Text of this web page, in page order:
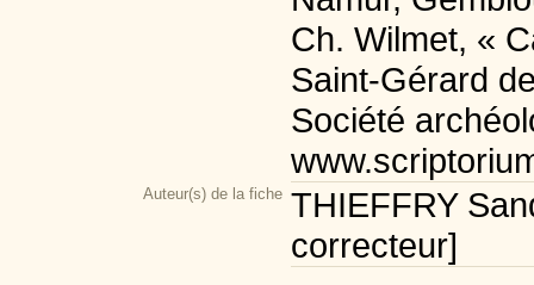
Ch. Wilmet, «
Saint-Gérard
Société
Auteur(s) de la fiche THIEFFRY
correcteur]